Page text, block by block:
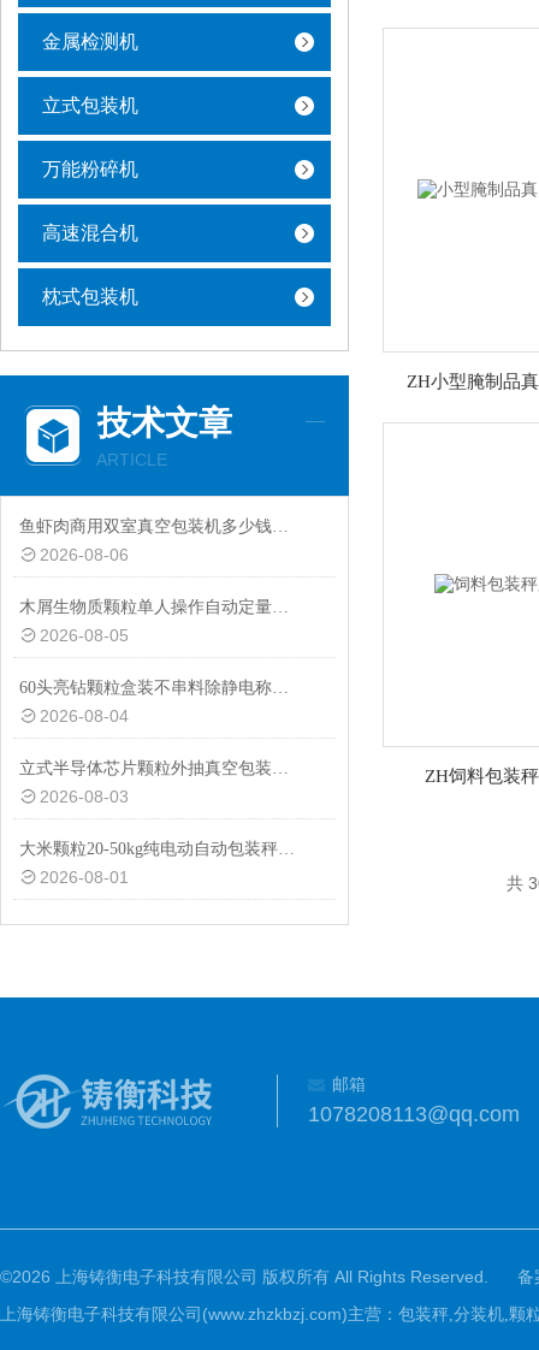
金属检测机
立式包装机
万能粉碎机
高速混合机
枕式包装机
技术文章
ARTICLE
鱼虾肉商用双室真空包装机多少钱一台
2026-08-06
木屑生物质颗粒单人操作自动定量包装秤厂家定制
2026-08-05
60头亮钻颗粒盒装不串料除静电称重分装机非标定制
2026-08-04
立式半导体芯片颗粒外抽真空包装机厂家
2026-08-03
大米颗粒20-50kg纯电动自动包装秤设备
2026-08-01
ZH小型腌制品
ZH饲料包装
共
邮箱
1078208113@qq.com
©2026 上海铸衡电子科技有限公司 版权所有 All Rights Reserved.
备
上海铸衡电子科技有限公司(www.zhzkbzj.com)主营： 包装秤,分装机,颗